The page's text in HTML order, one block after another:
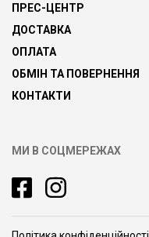
ПРЕС-ЦЕНТР
ДОСТАВКА
ОПЛАТА
ОБМІН ТА ПОВЕРНЕННЯ
КОНТАКТИ
МИ В СОЦМЕРЕЖАХ